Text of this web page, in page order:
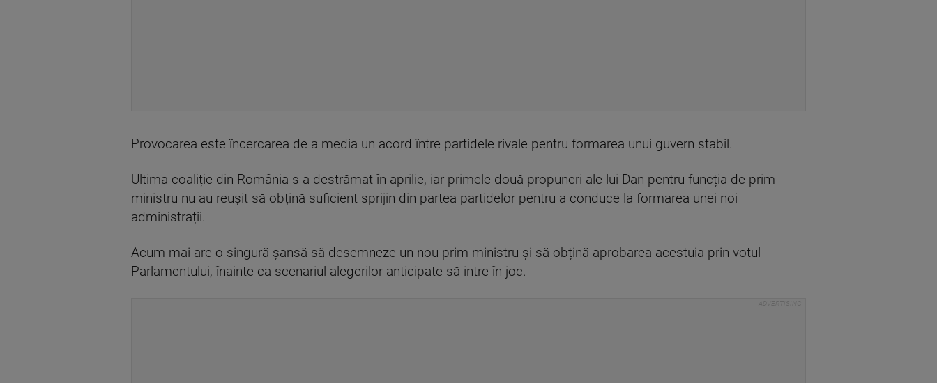
Provocarea este încercarea de a media un acord între partidele rivale pentru formarea unui guvern stabil.
Ultima coaliție din România s-a destrămat în aprilie, iar primele două propuneri ale lui Dan pentru funcția de prim-
ministru nu au reușit să obțină suficient sprijin din partea partidelor pentru a conduce la formarea unei noi
administrații.
Acum mai are o singură șansă să desemneze un nou prim-ministru și să obțină aprobarea acestuia prin votul
Parlamentului, înainte ca scenariul alegerilor anticipate să intre în joc.